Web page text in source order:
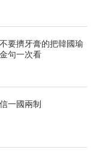
要擠牙膏的把韓國瑜
句一次看
一國兩制